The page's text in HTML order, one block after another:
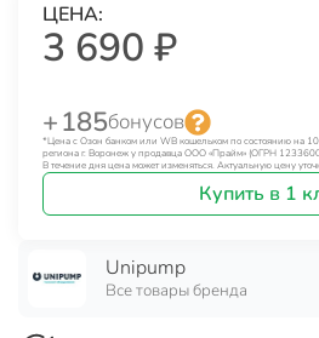
ЦЕНА:
3 690 ₽
+ 185бонусов
*Цена с Озон банком или WB кошельком по состоянию на
региона г. Воронеж у продавца ООО «Прайм» (ОГРН
В течение дня цена может изменяться. Актуальную цену
Купить в 1
Unipump
Все товары бренда